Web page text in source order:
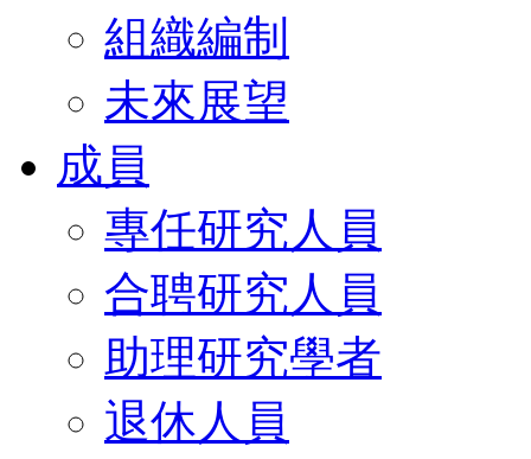
組織編制
未來展望
成員
專任研究人員
合聘研究人員
助理研究學者
退休人員